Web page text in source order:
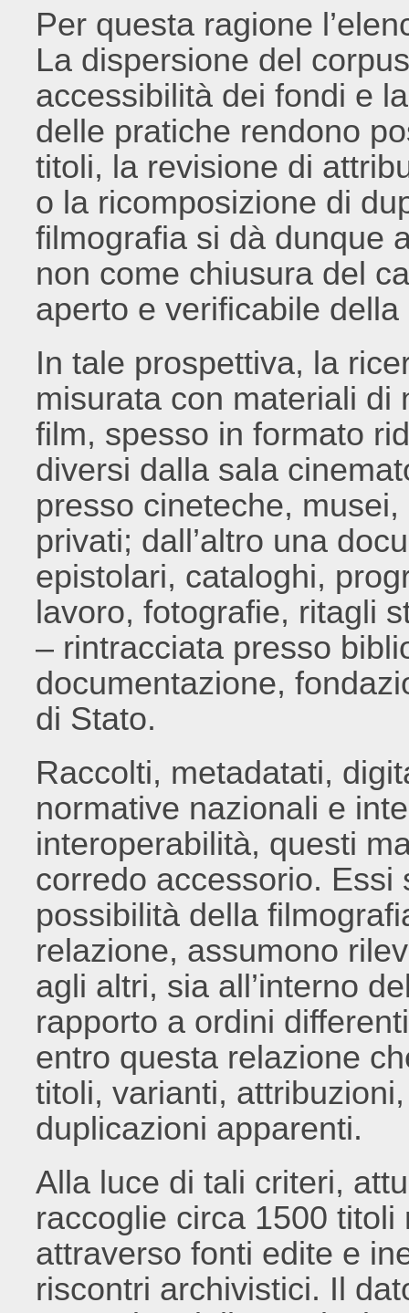
Per questa ragione
La dispersione del
accessibilità dei fondi e
delle pratiche rendono
titoli, la revisione di
o la ricomposizione di
filmografia si dà dunque
non come chiusura del
aperto e verificabile
In tale prospettiva, la
misurata con materiali di
film, spesso in formato
diversi dalla sala
presso cineteche,
privati; dall’altro una
epistolari, cataloghi,
lavoro, fotografie, ritagli
– rintracciata presso
documentazione,
di Stato.
Raccolti, metadatati,
normative nazionali e
interoperabilità, questi
corredo accessorio. Essi
possibilità della
relazione, assumono
agli altri, sia all’interno
rapporto a ordini
entro questa relazione
titoli, varianti,
duplicazioni apparenti.
Alla luce di tali criteri,
raccoglie circa 1500
attraverso fonti edite e
riscontri archivistici. Il